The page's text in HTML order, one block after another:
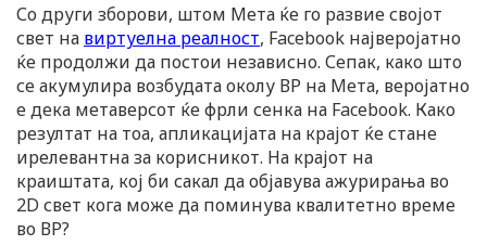
Со други зборови, штом Мета ќе го развие својот
свет на виртуелна реалност, Facebook најверојатно
ќе продолжи да постои независно. Сепак, како што
се акумулира возбудата околу ВР на Мета, веројатно
е дека метаверсот ќе фрли сенка на Facebook. Како
резултат на тоа, апликацијата на крајот ќе стане
ирелевантна за корисникот. На крајот на
краиштата, кој би сакал да објавува ажурирања во
2D свет кога може да поминува квалитетно време
во ВР?